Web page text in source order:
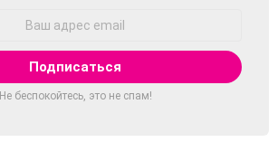
Не беспокойтесь, это не спам!